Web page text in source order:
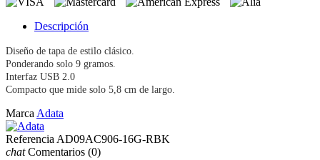
Descripción
Diseño de tapa de estilo clásico.
Ponderando solo 9 gramos.
Interfaz USB 2.0
Compacto que mide solo 5,8 cm de largo.
Marca Adata
Referencia AD09AC906-16G-RBK
chat Comentarios (0)